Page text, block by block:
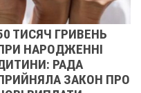
ДЕПУТАТ
ПОЛТАВСЬКОЇ
МІСЬКРАДИ НЕ
ЗАДЕКЛАРУВАВ